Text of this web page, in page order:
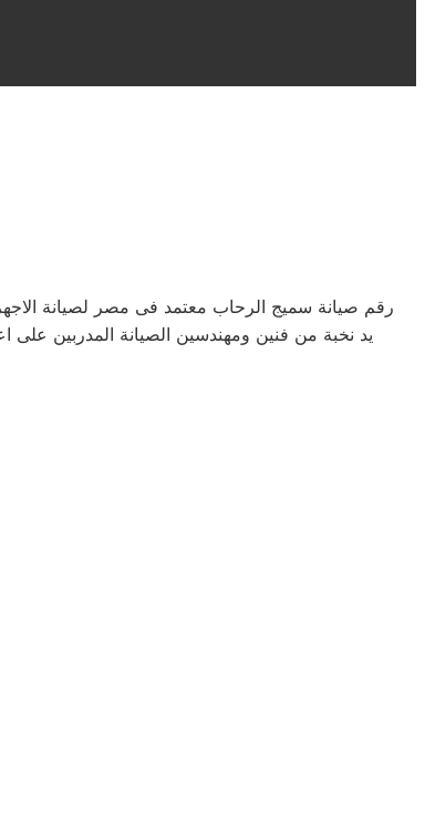
رقم صيانة سميج الرحاب معتمد فى مصر لصيانة
يد نخبة من فنين ومهندسين الصيانة المدربين